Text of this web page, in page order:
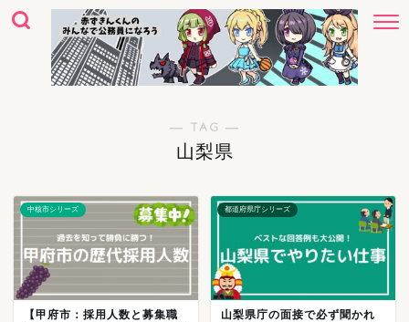
― TAG ―
山梨県
中核市シリーズ
【甲府市：採用人数と募集職
都道府県庁シリーズ
山梨県庁の面接で必ず聞かれ